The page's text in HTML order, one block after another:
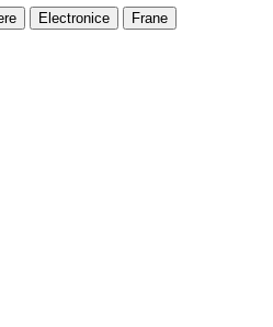
Electronice
Frane